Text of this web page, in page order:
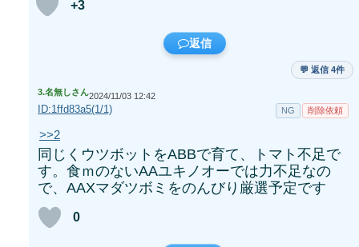
+3
返信
💬 返信 4件
3.名無しさん2024/11/03 12:42
ID:1ffd83a5(1/1) NG 削除依頼
>>2
同じくウツボットをABBで育て、トマト不足で
す。食ｍのないAAユキノオーでは力不足なの
で、AAXマダツボミをのんびり厳選予定です
0